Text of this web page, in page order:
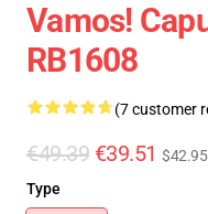
Vamos!
RB1608
(7 customer
€49.39 €39.51 $42.95
Type